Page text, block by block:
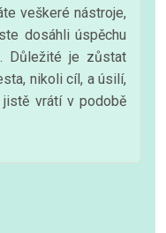
veškeré nástroje,
dosáhli úspěchu
Důležité je zůstat
nikoli cíl, a úsilí,
vrátí v podobě